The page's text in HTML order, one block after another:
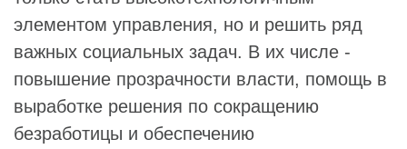
элементом управления, но и решить ряд
важных социальных задач. В их числе -
повышение прозрачности власти, помощь в
выработке решения по сокращению
безработицы и обеспечению